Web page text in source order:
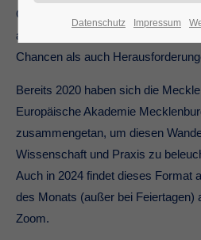
Gutes Leben auf dem Land suchen
aus der Großstadt. Diese neue
Chancen als auch
Bereits 2020 haben sich die
Europäische Akademie
zusammengetan, um diesen
Wissenschaft und Praxis zu
Auch in 2024 findet dieses Format
des Monats (außer bei Feiertagen)
Zoom.
Datenschutz Impressum